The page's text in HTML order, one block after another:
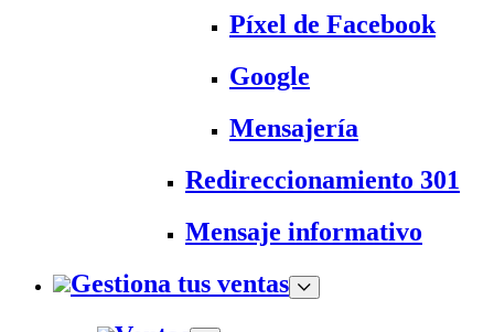
Píxel de Facebook
Google
Mensajería
Redireccionamiento 301
Mensaje informativo
Gestiona tus ventas